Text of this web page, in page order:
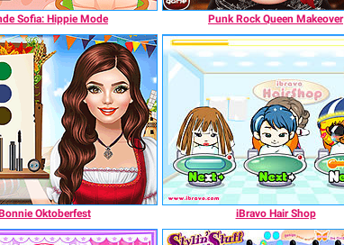
Sofia: Hippie Mode Punk Rock Queen Makeover
Oktoberfest iBravo Hair Shop